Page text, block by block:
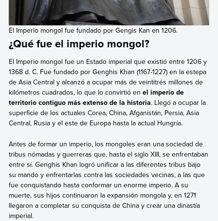
El Imperio mongol fue fundado por Gengis Kan en 1206.
¿Qué fue el imperio mongol?
El Imperio mongol fue un Estado imperial que existió entre 1206 y
1368 d. C. Fue fundado por Genghis Khan (1167-1227) en la estepa
de Asia Central y alcanzó a ocupar más de veintitrés millones de
kilómetros cuadrados, lo que lo convirtió en el imperio de
territorio contiguo más extenso de la historia. Llegó a ocupar la
superficie de los actuales Corea, China, Afganistán, Persia, Asia
Central, Rusia y el este de Europa hasta la actual Hungría.
Antes de formar un imperio, los mongoles eran una sociedad de
tribus nómadas y guerreras que, hasta el siglo XIII, se enfrentaban
entre sí. Genghis Khan logró unificar a las diferentes tribus bajo
su mando y enfrentarlas contra las sociedades vecinas, a las que
fue conquistando hasta conformar un enorme imperio. A su
muerte, sus hijos continuaron la expansión mongola y, en 1271
llegaron a completar su conquista de China y crear una dinastía
imperial.